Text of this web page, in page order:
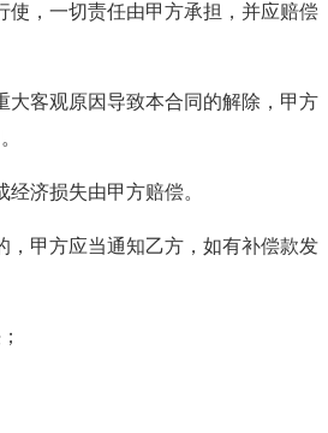
使，一切责任由甲方承担，并应赔偿
大客观原因导致本合同的解除，甲方
济损失由甲方赔偿。
，甲方应当通知乙方，如有补偿款发